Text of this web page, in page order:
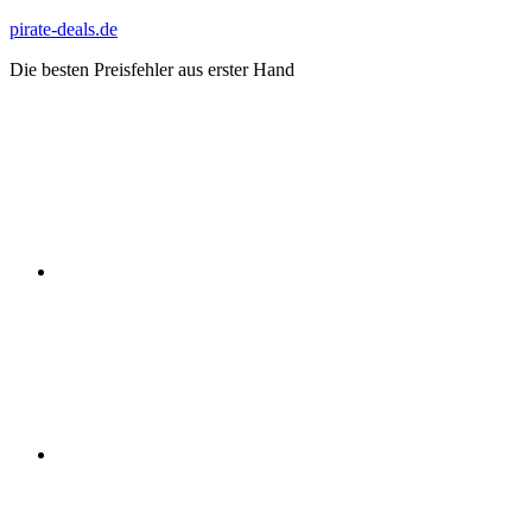
Zum
springen
pirate-deals.de
Die besten Preisfehler aus erster Hand